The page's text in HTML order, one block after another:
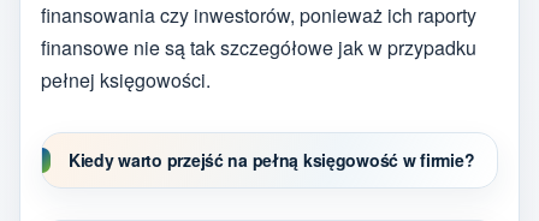
finansowania czy inwestorów, ponieważ ich raporty
finansowe nie są tak szczegółowe jak w przypadku
pełnej księgowości.
Kiedy warto przejść na pełną księgowość w firmie?